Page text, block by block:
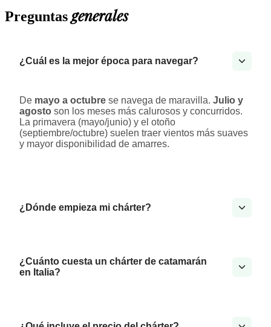
Preguntasgenerales
¿Cuál es la mejor época para navegar?
De mayo a octubre se navega de maravilla. Julio y
agosto son los meses más calurosos y concurridos.
La primavera (mayo/junio) y el otoño
(septiembre/octubre) suelen traer vientos más suaves
y mayor disponibilidad de amarres.
¿Dónde empieza mi chárter?
¿Cuánto cuesta un chárter de catamarán
en Italia?